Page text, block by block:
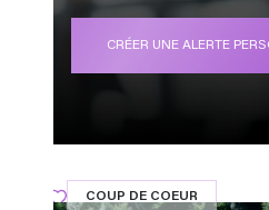
CRÉER UNE ALERTE
COUP DE COEUR